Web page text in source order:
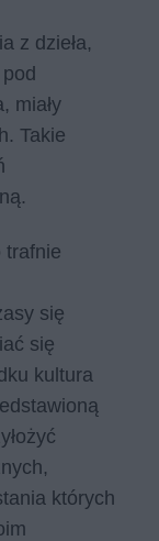
z dzieła,
miały
Takie
trafnie
się
się
kultura
których